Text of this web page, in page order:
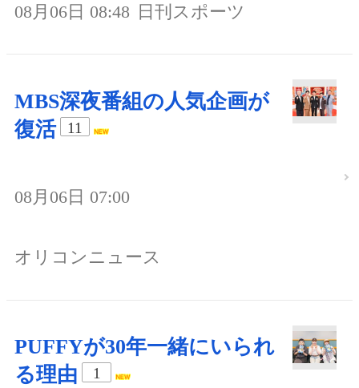
08月06日 08:48 日刊スポーツ
MBS深夜番組の人気企画が
復活
11
08月06日 07:00
オリコンニュース
PUFFYが30年一緒にいられ
る理由
1